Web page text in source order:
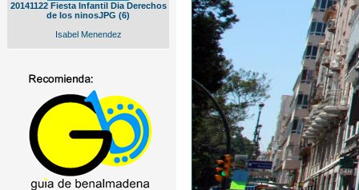
20141122 Fiesta Infantil Dia Derechos
de los ninosJPG (6)
Isabel Menendez